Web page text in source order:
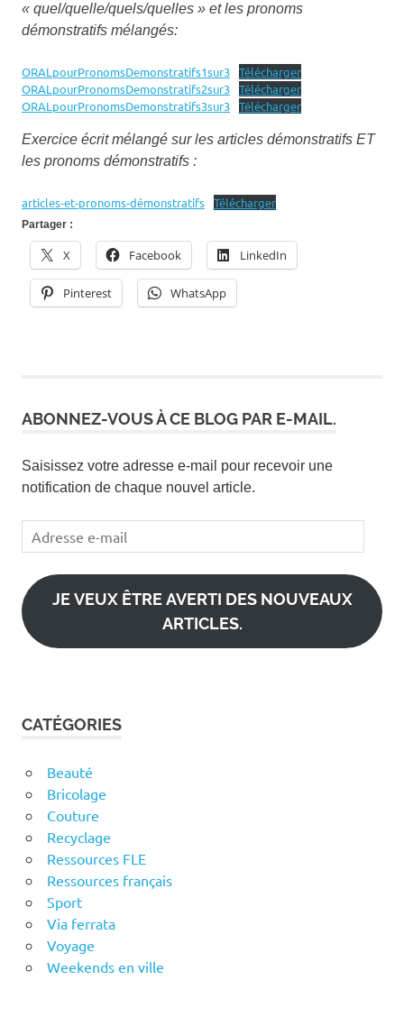
« quel/quelle/quels/quelles » et les pronoms
démonstratifs mélangés:
ORALpourPronomsDemonstratifs1sur3 Télécharger
ORALpourPronomsDemonstratifs2sur3 Télécharger
ORALpourPronomsDemonstratifs3sur3 Télécharger
Exercice écrit mélangé sur les articles démonstratifs ET
les pronoms démonstratifs :
articles-et-pronoms-démonstratifs Télécharger
Partager :
X Facebook LinkedIn
Pinterest WhatsApp
ABONNEZ-VOUS À CE BLOG PAR E-MAIL.
Saisissez votre adresse e-mail pour recevoir une
notification de chaque nouvel article.
Adresse
e-
mail
JE VEUX ÊTRE AVERTI DES NOUVEAUX
ARTICLES.
CATÉGORIES
Beauté
Bricolage
Couture
Recyclage
Ressources FLE
Ressources français
Sport
Via ferrata
Voyage
Weekends en ville